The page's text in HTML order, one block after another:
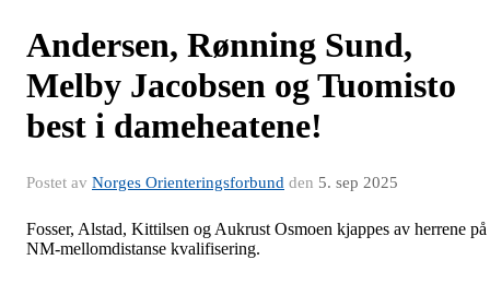
Andersen, Rønning Sund,
Melby Jacobsen og Tuomisto
best i dameheatene!
Postet av Norges Orienteringsforbund den 5. sep 2025
Fosser, Alstad, Kittilsen og Aukrust Osmoen kjappes av herrene på
NM-mellomdistanse kvalifisering.